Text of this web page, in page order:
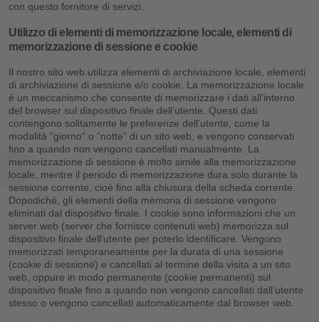
con questo fornitore di servizi.
Utilizzo di elementi di memorizzazione locale, elementi di
memorizzazione di sessione e cookie
Il nostro sito web utilizza elementi di archiviazione locale, elementi
di archiviazione di sessione e/o cookie. La memorizzazione locale
è un meccanismo che consente di memorizzare i dati all’interno
del browser sul dispositivo finale dell’utente. Questi dati
contengono solitamente le preferenze dell’utente, come la
modalità “giorno” o “notte” di un sito web, e vengono conservati
fino a quando non vengono cancellati manualmente. La
memorizzazione di sessione è molto simile alla memorizzazione
locale, mentre il periodo di memorizzazione dura solo durante la
sessione corrente, cioè fino alla chiusura della scheda corrente.
Dopodiché, gli elementi della memoria di sessione vengono
eliminati dal dispositivo finale. I cookie sono informazioni che un
server web (server che fornisce contenuti web) memorizza sul
dispositivo finale dell’utente per poterlo identificare. Vengono
memorizzati temporaneamente per la durata di una sessione
(cookie di sessione) e cancellati al termine della visita a un sito
web, oppure in modo permanente (cookie permanenti) sul
dispositivo finale fino a quando non vengono cancellati dall’utente
stesso o vengono cancellati automaticamente dal browser web.